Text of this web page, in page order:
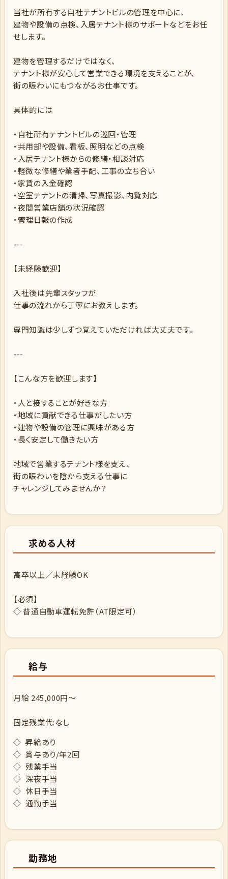
当社が所有する自社テナントビルの管理を中心に、
建物や設備の点検、入居テナント様のサポートなどをお任
せします。
建物を管理するだけではなく、
テナント様が安心して営業できる環境を支えることが、
街の賑わいにもつながるお仕事です。
具体的には
・自社所有テナントビルの巡回・管理
・共用部や設備、看板、照明などの点検
・入居テナント様からの修繕・相談対応
・軽微な修繕や業者手配、工事の立ち合い
・家賃の入金確認
・空室テナントの清掃、写真撮影、内覧対応
・夜間営業店舗の状況確認
・管理日報の作成
---
【未経験歓迎】
入社後は先輩スタッフが
仕事の流れから丁寧にお教えします。
専門知識は少しずつ覚えていただければ大丈夫です。
---
【こんな方を歓迎します】
・人と接することが好きな方
・地域に貢献できる仕事がしたい方
・建物や設備の管理に興味がある方
・長く安定して働きたい方
地域で営業するテナント様を支え、
街の賑わいを陰から支える仕事に
チャレンジしてみませんか？
求める人材
高卒以上／未経験OK
【必須】
◇ 普通自動車運転免許（AT限定可）
給与
月給 245,000円～
固定残業代:なし
◇ 昇給あり
◇ 賞与あり/年2回
◇ 残業手当
◇ 深夜手当
◇ 休日手当
◇ 通勤手当
勤務地